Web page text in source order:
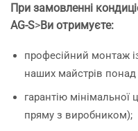
При замовленні
AG-S>Ви отримуєте:
професійний монтаж
наших майстрів понад
гарантію мінімальної
пряму з виробником);